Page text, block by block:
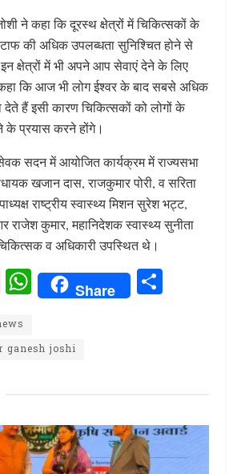
ने कहा कि दूरस्थ क्षेत्रों में चिकित्सकों के
की अधिक उपलब्धता सुनिश्चित होने से
क्षेत्रों में भी अपने आप सेवाएं देने के लिए
कहा कि आज भी लोग ईश्वर के बाद सबसे अधिक
हैं इसी कारण चिकित्सकों को लोगों के
के प्रयास करने होंगे।
सदन में आयोजित कार्यक्रम में राज्यसभा
खजान दास, राजकुमार पोरी, व सरिता
राष्ट्रीय स्वास्थ्य मिशन सुरेश भट्ट,
राजेश कुमार, महानिदेशक स्वास्थ्य सुनीता
व अधिकारी उपस्थित थे।
Pi
n
te
re
W
h
s
p
Share
ganesh joshi